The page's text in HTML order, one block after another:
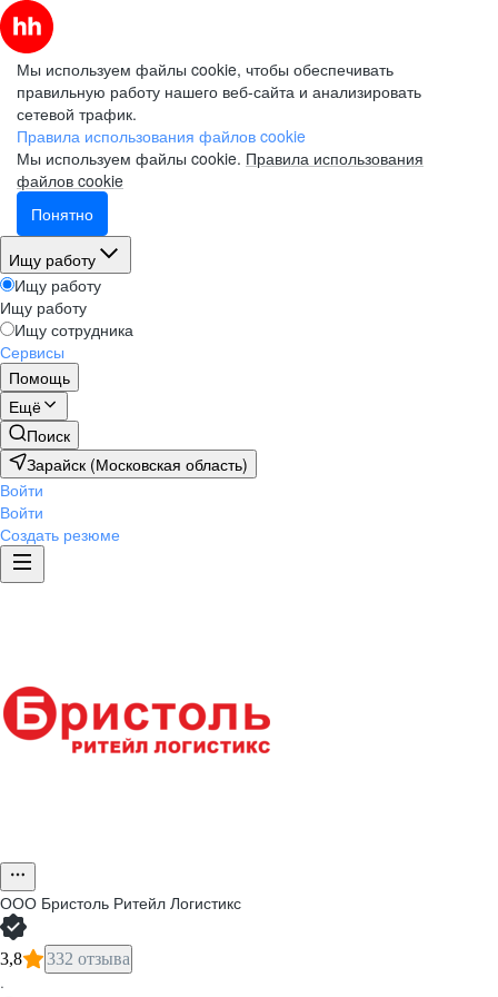
Мы используем файлы cookie, чтобы обеспечивать
правильную работу нашего веб-сайта и анализировать
сетевой трафик.
Правила использования файлов cookie
Мы используем файлы cookie. Правила использования
файлов cookie
Понятно
Ищу работу
Ищу работу
Ищу работу
Ищу сотрудника
Сервисы
Помощь
Ещё
Поиск
Зарайск (Московская область)
Войти
Войти
Создать резюме
ООО Бристоль Ритейл Логистикс
3,8 332 отзыва
·